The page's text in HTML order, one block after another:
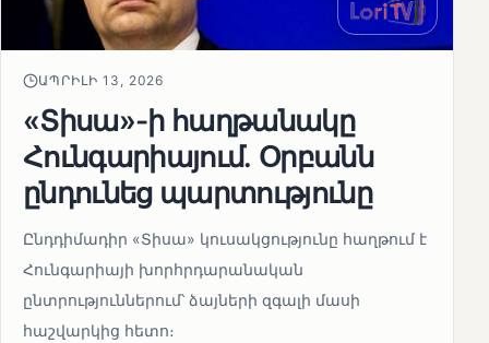
ԱՊՐԻԼԻ 13, 2026
«Տիսա»-ի հաղթանակը
Հունգարիայում․ Օրբանն
ընդունեց պարտությունը
Ընդդիմադիր «Տիսա» կուսակցությունը հաղթում է
Հունգարիայի խորհրդարանական
ընտրություններում՝ ձայների զգալի մասի
հաշվարկից հետո։